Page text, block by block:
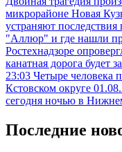
микрорайоне Новая
устраняют
"Аллюр" и где нашли
Ростехнадзоре
канатная дорога будет
23:03 Четыре человека
Кстовском округе
сегодня ночью в
Последние